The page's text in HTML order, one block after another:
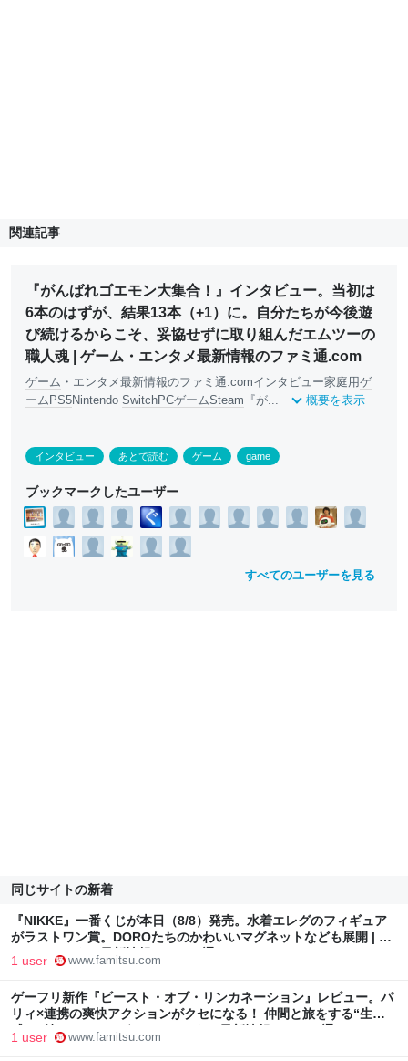
関連記事
『がんばれゴエモン大集合！』インタビュー。当初は
6本のはずが、結果13本（+1）に。自分たちが今後遊
び続けるからこそ、妥協せずに取り組んだエムツーの
職人魂 | ゲーム・エンタメ最新情報のファミ通.com
ゲーム ・エンタメ最新情報のファミ通.comインタビュー家庭用ゲ
ーム PS5Nintendo SwitchPCゲームSteam 『が... 概要を表示
インタビュー あとで読む ゲーム game
ブックマークしたユーザー
すべてのユーザーを見る
同じサイトの新着
『NIKKE』一番くじが本日（8/8）発売。水着エレグのフィギュア
がラストワン賞。DOROたちのかわいいマグネットなども展開 | ゲ
ーム・エンタメ最新情報のファミ通.com
1 user www.famitsu.com
ゲーフリ新作『ビースト・オブ・リンカネーション』レビュー。パ
リィ×連携の爽快アクションがクセになる！ 仲間と旅をする“生活
感”に魅せられる | ゲーム・エンタメ最新情報のファミ通.com
1 user www.famitsu.com